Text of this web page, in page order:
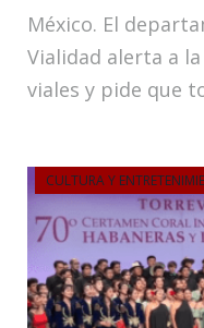
México. El
Vialidad alerta a
viales y pide que
CULTURA Y